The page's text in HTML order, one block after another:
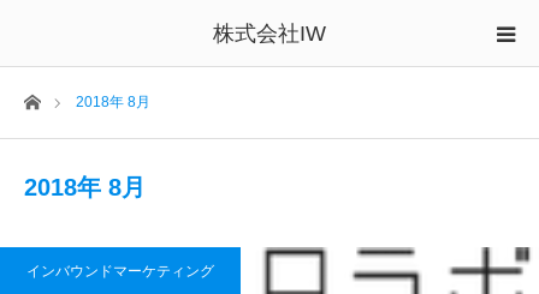
株式会社IW
ホーム2018年 8月
2018年 8月
インバウンドマーケティング